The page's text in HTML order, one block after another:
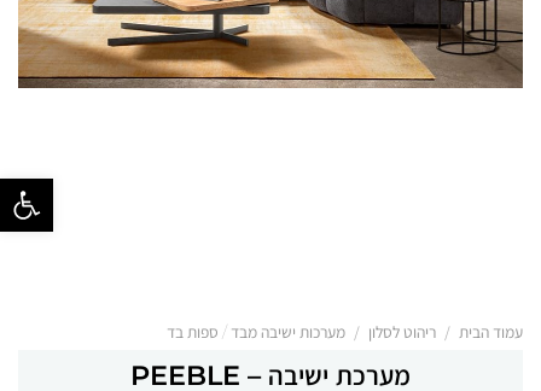
פתח
עמוד הבית / ריהוט לסלון / מערכות ישיבה מבד / ספות בד
מערכת ישיבה – PEEBLE